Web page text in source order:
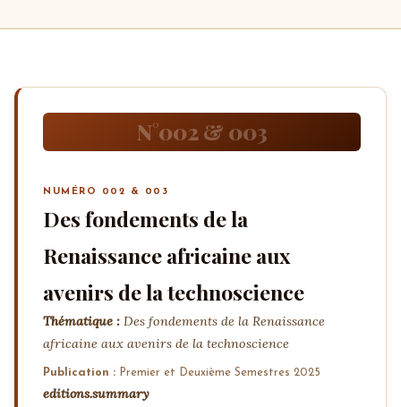
N°002 & 003
NUMÉRO 002 & 003
Des fondements de la
Renaissance africaine aux
avenirs de la technoscience
Thématique : Des fondements de la Renaissance
africaine aux avenirs de la technoscience
Publication : Premier et Deuxième Semestres 2025
editions.summary